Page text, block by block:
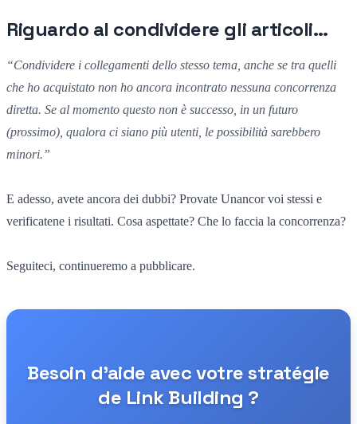
Riguardo al condividere gli articoli…
“Condividere i collegamenti dello stesso tema, anche se tra quelli
che ho acquistato non ho ancora incontrato nessuna concorrenza
diretta. Se al momento questo non è successo, in un futuro
(prossimo), qualora ci siano più utenti, le possibilità sarebbero
minori.”
E adesso, avete ancora dei dubbi? Provate Unancor voi stessi e
verificatene i risultati. Cosa aspettate? Che lo faccia la concorrenza?
Seguiteci, continueremo a pubblicare.
Besoin d'aide avec votre stratégie
de Link Building ?